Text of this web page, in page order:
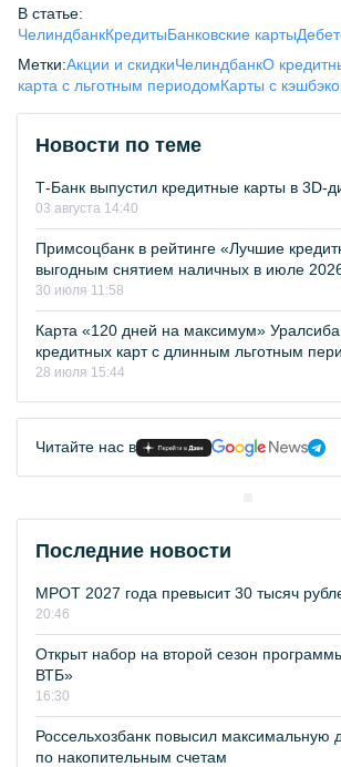
В статье:
ЧелиндбанкКредитыБанковские карты
Метки:Акции и скидкиЧелиндбанкО
карта с льготным периодомКарты с
Новости по теме
Т-Банк выпустил кредитные карты в 3D-
03 августа 14:40
Примсоцбанк в рейтинге «Лучшие
выгодным снятием наличных в июле
30 июля 11:58
Карта «120 дней на максимум»
кредитных карт с длинным льготным
28 июля 15:44
Читайте нас в
Последние новости
МРОТ 2027 года превысит 30 тысяч
20:46
Открыт набор на второй сезон
ВТБ»
16:30
Россельхозбанк повысил максимальную
по накопительным счетам